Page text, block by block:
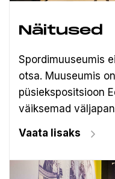
Näitused
Spordimuuseumis
otsa. Muuseumis
püsiekspositsioon
väiksemad
Vaata lisaks